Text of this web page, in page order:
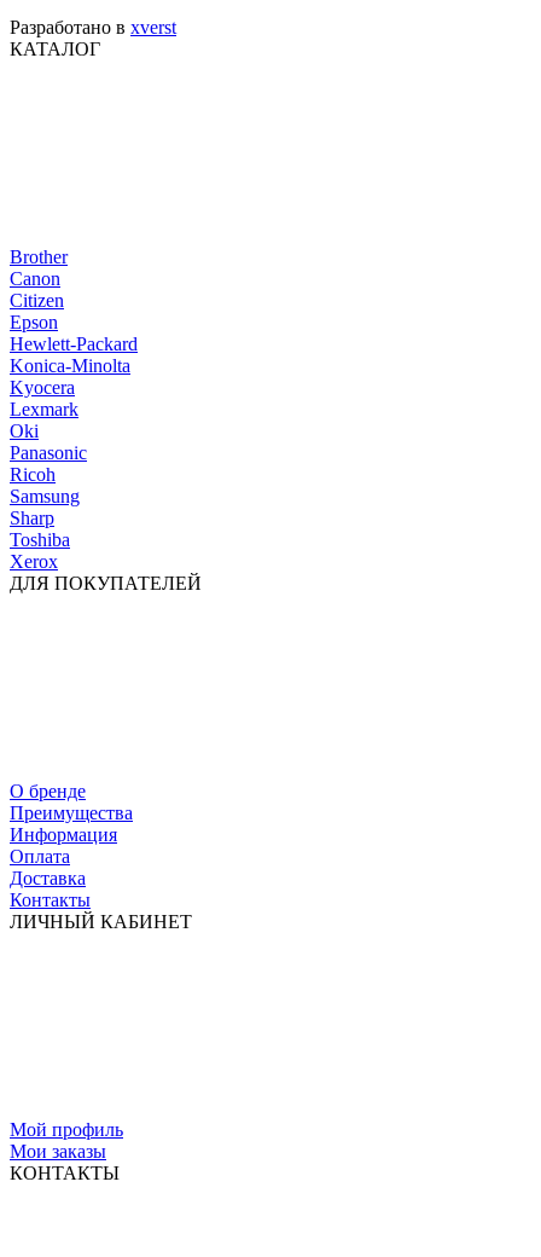
Разработано в xverst
КАТАЛОГ
Brother
Canon
Citizen
Epson
Hewlett-Packard
Konica-Minolta
Kyocera
Lexmark
Oki
Panasonic
Ricoh
Samsung
Sharp
Toshiba
Xerox
ДЛЯ ПОКУПАТЕЛЕЙ
О бренде
Преимущества
Информация
Оплата
Доставка
Контакты
ЛИЧНЫЙ КАБИНЕТ
Мой профиль
Мои заказы
КОНТАКТЫ